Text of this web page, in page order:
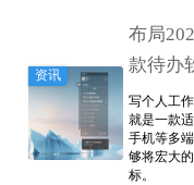
资讯
布局
款待办
写个人工
就是一款
手机等多
够将宏大
标。